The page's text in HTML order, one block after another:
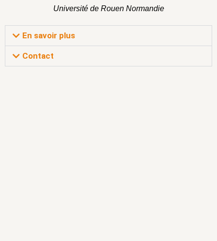
Université de Rouen Normandie
En savoir plus
Contact